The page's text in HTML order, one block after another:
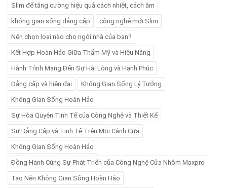
Slim để tăng cường hiệu quả cách nhiệt, cách âm
không gian sống đẳng cấp công nghệ mới Slim
Nên chọn loại nào cho ngôi nhà của bạn?
Kết Hợp Hoàn Hảo Giữa Thẩm Mỹ và Hiệu Năng
Hành Trình Mang Đến Sự Hài Lòng và Hạnh Phúc
Đẳng cấp và hiện đại Không Gian Sống Lý Tưởng
Không Gian Sống Hoàn Hảo
Sự Hòa Quyện Tinh Tế của Công Nghệ và Thiết Kế
Sự Đẳng Cấp và Tinh Tế Trên Mỗi Cánh Cửa
Không Gian Sống Hoàn Hảo
Đồng Hành Cùng Sự Phát Triển của Công Nghệ Cửa Nhôm Maxpro
Tạo Nên Không Gian Sống Hoàn Hảo